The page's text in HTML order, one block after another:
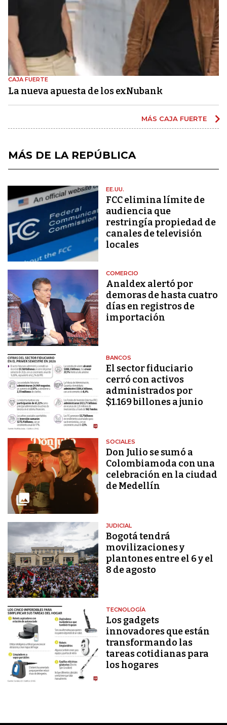
CAJA FUERTE
La nueva apuesta de los exNubank
MÁS CAJA FUERTE
MÁS DE LA REPÚBLICA
EE.UU.
FCC elimina límite de
audiencia que
restringía propiedad de
canales de televisión
locales
COMERCIO
Analdex alertó por
demoras de hasta cuatro
días en registros de
importación
BANCOS
El sector fiduciario
cerró con activos
administrados por
$1.169 billones a junio
SOCIALES
Don Julio se sumó a
Colombiamoda con una
celebración en la ciudad
de Medellín
JUDICIAL
Bogotá tendrá
movilizaciones y
plantones entre el 6 y el
8 de agosto
TECNOLOGÍA
Los gadgets
innovadores que están
transformando las
tareas cotidianas para
los hogares